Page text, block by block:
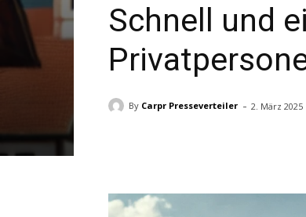
Schnell und
By Carpr Presseverteiler - 2. März 2025